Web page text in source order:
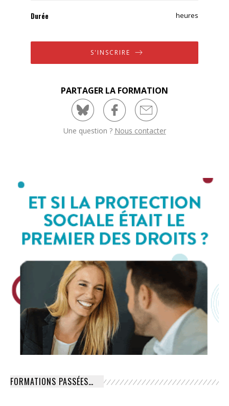
Durée heures
S'INSCRIRE
PARTAGER LA FORMATION
Une question ? Nous contacter
FORMATIONS PASSÉES…